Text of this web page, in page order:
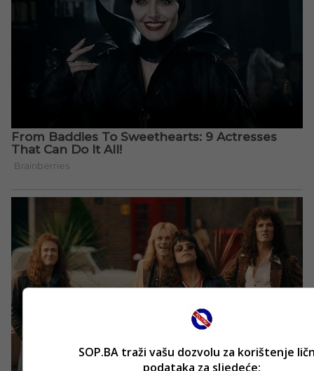
SOP.BA traži vašu dozvolu za korištenje
podataka za sljedeće: